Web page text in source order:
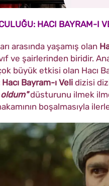
HACI BAYRAM-I
arasında yaşamış olan
ve şairlerinden biridir.
büyük etkisi olan Hacı
Bayram-ı Veli dizisi
düsturunu ilmek
boşalmasıyla